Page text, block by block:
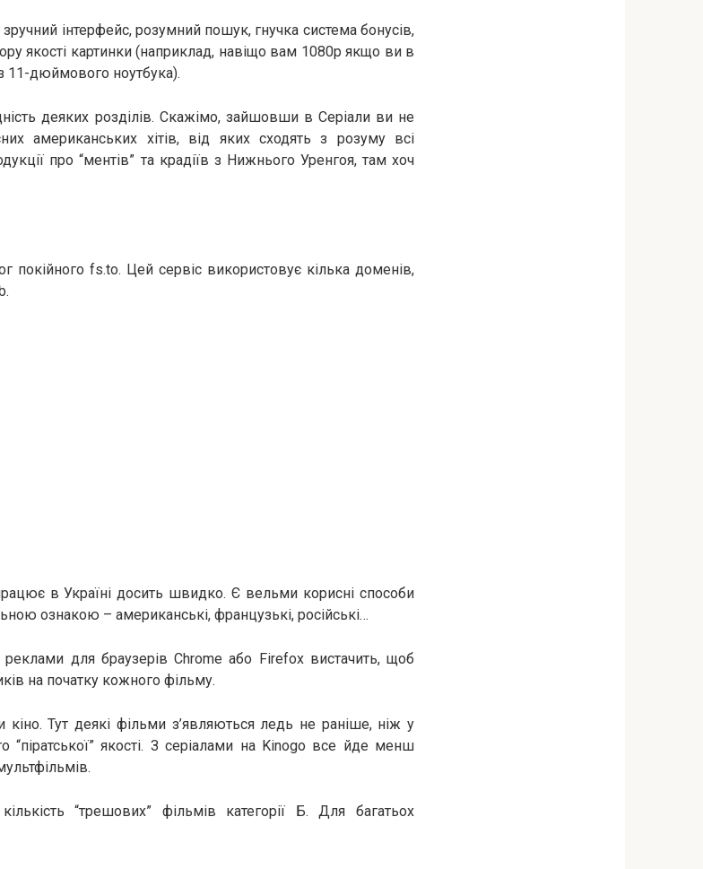
інтерфейс, розумний пошук, гнучка система бонусів,
якості картинки (наприклад, навіщо вам 1080p якщо ви в
11-дюймового ноутбука).
деяких розділів. Скажімо, зайшовши в Серіали ви не
американських хітів, від яких сходять з розуму всі
про “ментів” та крадіїв з Нижнього Уренгоя, там хоч
покійного fs.to. Цей сервіс використовує кілька доменів,
в Україні досить швидко. Є вельми корисні способи
ознакою – американські, французькі, російські…
для браузерів Chrome або Firefox вистачить, щоб
на початку кожного фільму.
кіно. Тут деякі фільми з’являються ледь не раніше, ніж у
“піратської” якості. З серіалами на Kinogo все йде менш
“трешових” фільмів категорії Б. Для багатьох